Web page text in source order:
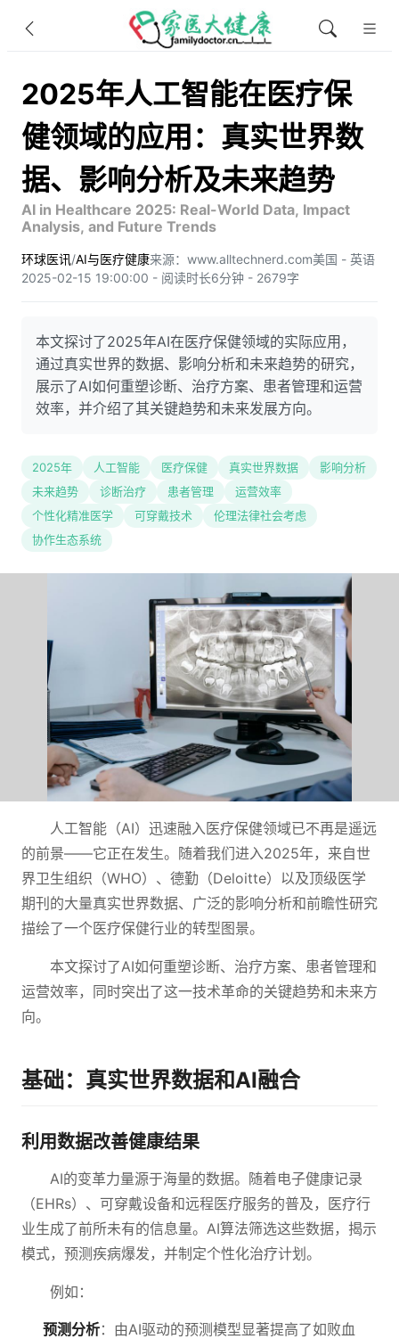
2025年人工智能在医疗保
健领域的应用：真实世界数
据、影响分析及未来趋势
AI in Healthcare 2025: Real-World Data, Impact
Analysis, and Future Trends
环球医讯/AI与医疗健康来源：www.alltechnerd.com美国 - 英语
2025-02-15 19:00:00 - 阅读时长6分钟 - 2679字
本文探讨了2025年AI在医疗保健领域的实际应用，
通过真实世界的数据、影响分析和未来趋势的研究，
展示了AI如何重塑诊断、治疗方案、患者管理和运营
效率，并介绍了其关键趋势和未来发展方向。
2025年 人工智能 医疗保健 真实世界数据
影响分析
未来趋势
诊断治疗 患者管理
运营效率
个性化精准医学
可穿戴技术
伦理法律社会考虑
协作生态系统
人工智能（AI）迅速融入医疗保健领域已不再是遥远
的前景——它正在发生。随着我们进入2025年，来自世
界卫生组织（WHO）、德勤（Deloitte）以及顶级医学
期刊的大量真实世界数据、广泛的影响分析和前瞻性研究
描绘了一个医疗保健行业的转型图景。
本文探讨了AI如何重塑诊断、治疗方案、患者管理和
运营效率，同时突出了这一技术革命的关键趋势和未来方
向。
基础：真实世界数据和AI融合
利用数据改善健康结果
AI的变革力量源于海量的数据。随着电子健康记录
（EHRs）、可穿戴设备和远程医疗服务的普及，医疗行
业生成了前所未有的信息量。AI算法筛选这些数据，揭示
模式，预测疾病爆发，并制定个性化治疗计划。
例如：
预测分析：由AI驱动的预测模型显著提高了如败血